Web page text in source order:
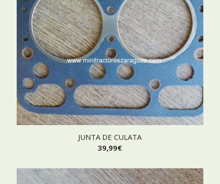
JUNTA DE CULATA
39,99€